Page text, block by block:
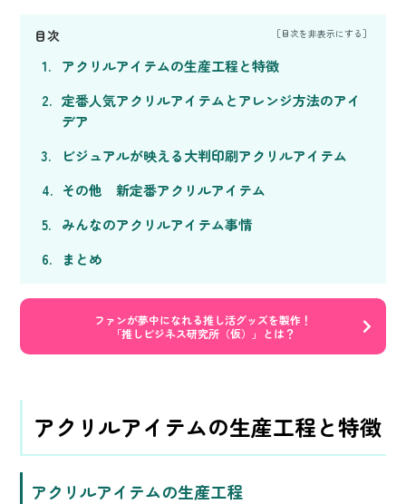
目次
アクリルアイテムの生産工程と特徴
定番人気アクリルアイテムとアレンジ方法のアイ
デア
ビジュアルが映える大判印刷アクリルアイテム
その他 新定番アクリルアイテム
みんなのアクリルアイテム事情
まとめ
ファンが夢中になれる推し活グッズを製作！
「推しビジネス研究所（仮）」とは？
アクリルアイテムの生産工程と特徴
アクリルアイテムの生産工程